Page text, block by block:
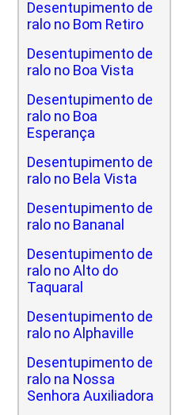
Desentupimento de
ralo no Bom Retiro
Desentupimento de
ralo no Boa Vista
Desentupimento de
ralo no Boa
Esperança
Desentupimento de
ralo no Bela Vista
Desentupimento de
ralo no Bananal
Desentupimento de
ralo no Alto do
Taquaral
Desentupimento de
ralo no Alphaville
Desentupimento de
ralo na Nossa
Senhora Auxiliadora